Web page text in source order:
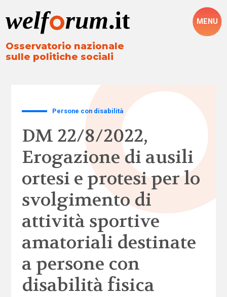
Osservatorio nazionale
sulle politiche sociali
MENU
Persone con disabilità
DM 22/8/2022,
Erogazione di ausili
ortesi e protesi per lo
svolgimento di
attività sportive
amatoriali destinate
a persone con
disabilità fisica